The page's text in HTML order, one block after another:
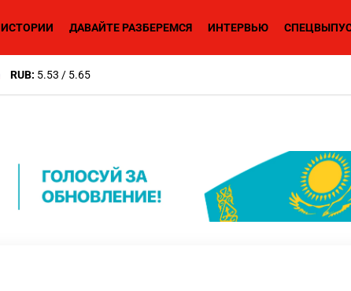
ИСТОРИИ ДАВАЙТЕ РАЗБЕРЕМСЯ ИНТЕРВЬЮ
RUB: 5.53 / 5.65